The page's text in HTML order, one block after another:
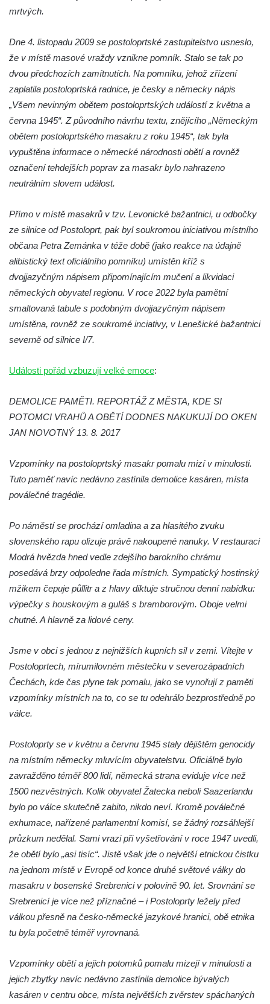
Pamětní deska Rumburské vzpoury na
Základní škole Tyršova v Rumburku
Socha Nepokořený v parku Rumburské
vzpoury v Rumburku
Pamětní deska obětem holokaustu u
židovského hřbitova v Kovanicích
Pomník obětem 1. světové války v
Pomník obětem válek v Kněževsi
Pamětní deska Rudé armádě na radnici v
Trutnově
Pomník obětem koncentračního tábora na
hřbitově v Rychnově u Jablonce nad Nisou
u Pěnčína
Krásné u Pěnčína
Kenotaf Edmunda Andera na hřbitově v
Krásné u Pěnčína
Teplicích nad Metují
Pomník obětem 2. světové války na hřbitově
v Teplicích nad Metují
Hrob Waltera Hilleho na hřbitově ve Vlčí
Hoře
Kenotaf Oskara Ringelhana na hřbitově v
Benešově nad Ploučnicí
Kenotaf Augusta Michela na hřbitově v
Hrob Šumových na hřbitově v Benešově
nad Ploučnicí
Hrob Theodora Sommera na hřbitově v
Benešově nad Ploučnicí
Hrob Christodoulona Panayiotise na
hřbitově v Benešově nad Ploučnicí
Hrob Franze Wünsche na hřbitově v
Pamětní desky obětem 1. světové války v
kapli Panny Marie Bolestné v Benešově
nad Ploučnicí
Pamětní deska Samuela Fullera na zámku
v Sokolově
Kenotaf Ericha Ullmanna na hřbitově
Šumburk nad Desnou v Tanvaldu
nad Desnou v Tanvaldu
Hrob sovětských dětí na hřbitově Šumburk
mrtvých.
Dne 4. listopadu 2009 se postoloprtské zastupitelstvo usneslo,
že v místě masové vraždy vznikne pomník. Stalo se tak po
dvou předchozích zamítnutích. Na pomníku, jehož zřízení
zaplatila postoloprtská radnice, je česky a německy nápis
„Všem nevinným obětem postoloprtských událostí z května a
června 1945“. Z původního návrhu textu, znějícího „Německým
obětem postoloprtského masakru z roku 1945“, tak byla
vypuštěna informace o německé národnosti obětí a rovněž
označení tehdejších poprav za masakr bylo nahrazeno
neutrálním slovem událost.
Přímo v místě masakrů v tzv. Levonické bažantnici, u odbočky
ze silnice od Postoloprt, pak byl soukromou iniciativou místního
občana Petra Zemánka v téže době (jako reakce na údajně
alibistický text oficiálního pomníku) umístěn kříž s
dvojjazyčným nápisem připomínajícím mučení a likvidaci
německých obyvatel regionu. V roce 2022 byla pamětní
smaltovaná tabule s podobným dvojjazyčným nápisem
umístěna, rovněž ze soukromé inciativy, v Lenešické bažantnici
severně od silnice I/7.
Události pořád vzbuzují velké emoce:
DEMOLICE PAMĚTI. REPORTÁŽ Z MĚSTA, KDE SI
POTOMCI VRAHŮ A OBĚTÍ DODNES NAKUKUJÍ DO OKEN
JAN NOVOTNÝ 13. 8. 2017
Vzpomínky na postoloprtský masakr pomalu mizí v minulosti.
Tuto paměť navíc nedávno zastínila demolice kasáren, místa
poválečné tragédie.
Po náměstí se prochází omladina a za hlasitého zvuku
slovenského rapu olizuje právě nakoupené nanuky. V restauraci
Modrá hvězda hned vedle zdejšího barokního chrámu
posedává brzy odpoledne řada místních. Sympatický hostinský
mžikem čepuje půllitr a z hlavy diktuje stručnou denní nabídku:
výpečky s houskovým a guláš s bramborovým. Oboje velmi
chutné. A hlavně za lidové ceny.
Jsme v obci s jednou z nejnižších kupních sil v zemi. Vítejte v
Postoloprtech, mírumilovném městečku v severozápadních
Čechách, kde čas plyne tak pomalu, jako se vynořují z paměti
vzpomínky místních na to, co se tu odehrálo bezprostředně po
válce.
Postoloprty se v květnu a červnu 1945 staly dějištěm genocidy
na místním německy mluvícím obyvatelstvu. Oficiálně bylo
zavražděno téměř 800 lidí, německá strana eviduje více než
1500 nezvěstných. Kolik obyvatel Žatecka neboli Saazerlandu
bylo po válce skutečně zabito, nikdo neví. Kromě poválečné
exhumace, nařízené parlamentní komisí, se žádný rozsáhlejší
průzkum nedělal. Sami vrazi při vyšetřování v roce 1947 uvedli,
že obětí bylo „asi tisíc“. Jistě však jde o největší etnickou čistku
na jednom místě v Evropě od konce druhé světové války do
masakru v bosenské Srebrenici v polovině 90. let. Srovnání se
Srebrenicí je více než příznačné – i Postoloprty ležely před
válkou přesně na česko-německé jazykové hranici, obě etnika
tu byla početně téměř vyrovnaná.
Vzpomínky obětí a jejich potomků pomalu mizejí v minulosti a
jejich zbytky navíc nedávno zastínila demolice bývalých
kasáren v centru obce, místa největších zvěrstev spáchaných